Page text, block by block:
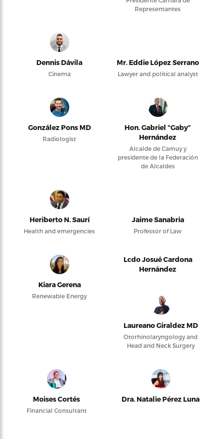
Representantes
Dennis Dávila
Cinema
Mr. Eddie López Serrano
Lawyer and political analyst
González Pons MD
Radiologist
Hon. Gabriel “Gaby”
Hernández
Alcalde de Camuy y
presidente de la Federación
de Alcaldes
Heriberto N. Saurí
Health and emergencies
Jaime Sanabria
Professor of Law
Kiara Gerena
Renewable Energy
Lcdo Josué Cardona
Hernández
Laureano Giraldez MD
Otorhinolaryngology and
Head and Neck Surgery
Moises Cortés
Financial Consultant
Dra. Natalie Pérez Luna